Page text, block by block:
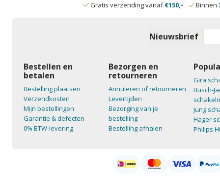
Gratis verzending vanaf€150,- Binnen
Nieuwsbrief
Bestellen en
betalen
Bestelling plaatsen
Verzendkosten
Mijn bestellingen
Garantie & defecten
0% BTW-levering
Bezorgen en
retourneren
Annuleren of retourneren
Levertijden
Bezorging van je
bestelling
Bestelling afhalen
Gira
Busch-
Jung
Hager
Philips